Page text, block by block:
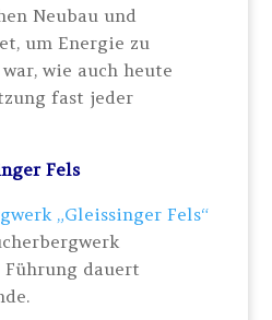
Neubau und
um Energie zu
wie auch heute
fast jeder
Fels
„Gleissinger Fels“
dauert